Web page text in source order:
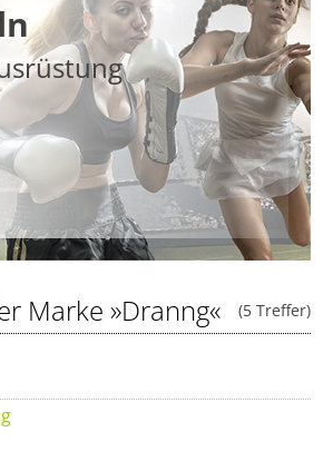
(5 Treffer)
Marke »Dranng«